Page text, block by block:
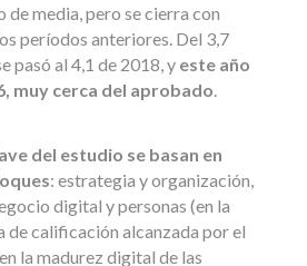
de media, pero se cierra con
períodos anteriores. Del 3,7
pasó al 4,1 de 2018, y este año
muy cerca del aprobado.
del estudio se basan en
: estrategia y organización,
digital y personas (en la
de calificación alcanzada por el
la madurez digital de las